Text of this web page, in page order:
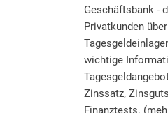
Geschäftsbank -
Privatkunden
wichtige
Zinssatz,
Finanztests.